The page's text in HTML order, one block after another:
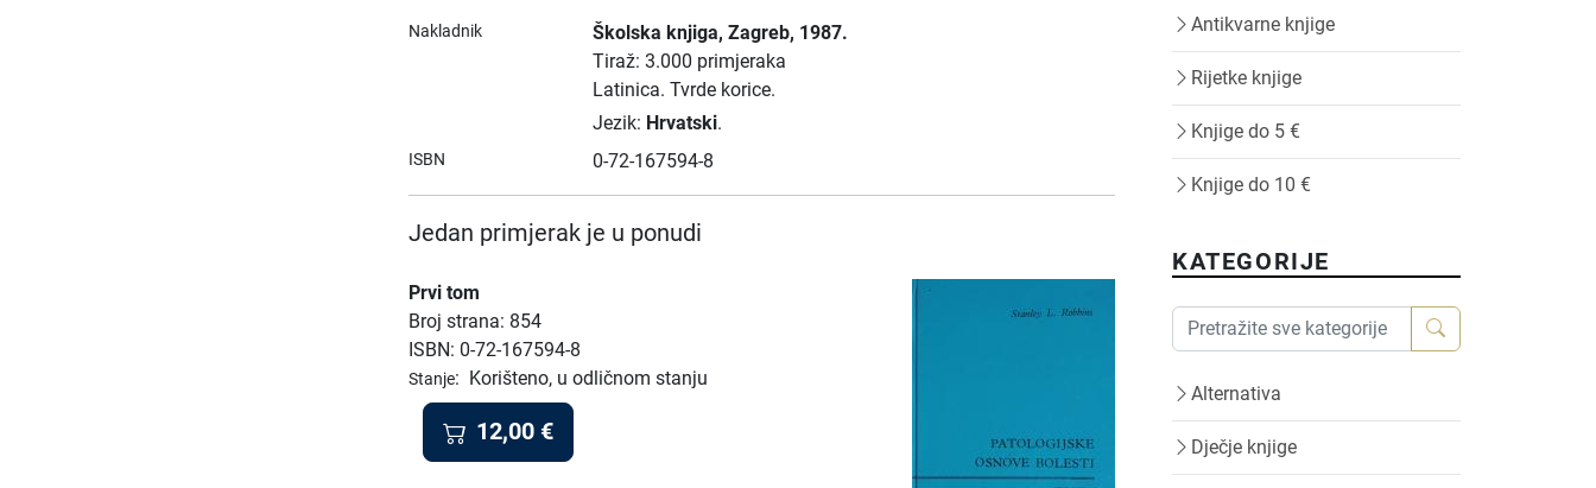
Nakladnik Školska knjiga, Zagreb, 1987.
Tiraž: 3.000 primjeraka
Latinica. Tvrde korice.
Jezik: Hrvatski.
ISBN 0-72-167594-8
Jedan primjerak je u ponudi
Prvi tom
Broj strana: 854
ISBN: 0-72-167594-8
Stanje: Korišteno, u odličnom stanju
12,00 €
Antikvarne knjige
Rijetke knjige
Knjige do 5 €
Knjige do 10 €
KATEGORIJE
Alternativa
Dječje knjige